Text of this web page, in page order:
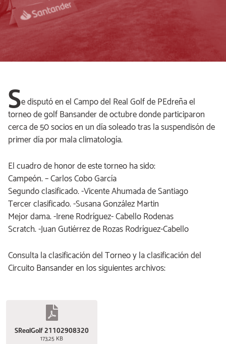
Se disputó en el Campo del Real Golf de PEdreña el
torneo de golf Bansander de octubre donde participaron
cerca de 50 socios en un día soleado tras la suspendisón de
primer día por mala climatología.
El cuadro de honor de este torneo ha sido:
Campeón. – Carlos Cobo García
Segundo clasificado. -Vicente Ahumada de Santiago
Tercer clasificado. -Susana González Martin
Mejor dama. -Irene Rodríguez- Cabello Rodenas
Scratch. -Juan Gutiérrez de Rozas Rodríguez-Cabello
Consulta la clasificación del Torneo y la clasificación del
Circuito Bansander en los siguientes archivos:
SRealGolf 21102908320
173,25 KB